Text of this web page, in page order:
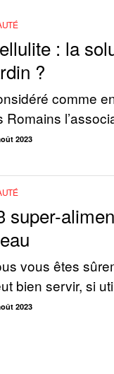
: la
?
comme
Romains
2023
super-
vous êtes
bien servir, si
2023